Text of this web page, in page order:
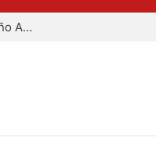
Especialidad en Diseño Ambiental